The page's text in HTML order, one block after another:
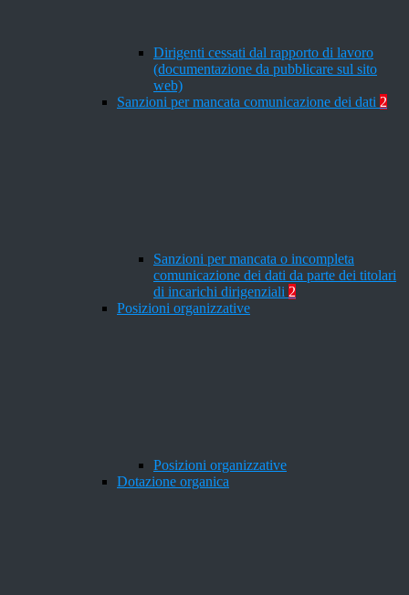
Dirigenti cessati dal rapporto di lavoro
(documentazione da pubblicare sul sito
web)
Sanzioni per mancata comunicazione dei dati 2
Sanzioni per mancata o incompleta
comunicazione dei dati da parte dei titolari
di incarichi dirigenziali 2
Posizioni organizzative
Posizioni organizzative
Dotazione organica